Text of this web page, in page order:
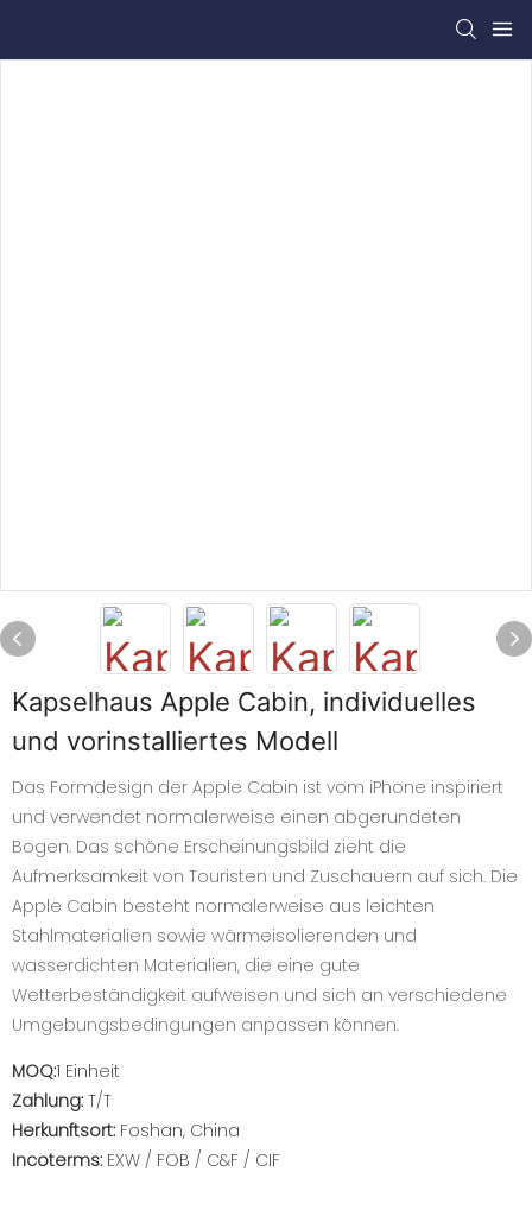
Kapselhaus Apple Cabin, individuelles
und vorinstalliertes Modell
Das Formdesign der Apple Cabin ist vom iPhone inspiriert
und verwendet normalerweise einen abgerundeten
Bogen. Das schöne Erscheinungsbild zieht die
Aufmerksamkeit von Touristen und Zuschauern auf sich. Die
Apple Cabin besteht normalerweise aus leichten
Stahlmaterialien sowie wärmeisolierenden und
wasserdichten Materialien, die eine gute
Wetterbeständigkeit aufweisen und sich an verschiedene
Umgebungsbedingungen anpassen können.
MOQ:1 Einheit
Zahlung: T/T
Herkunftsort: Foshan, China
Incoterms: EXW / FOB / C&F / CIF